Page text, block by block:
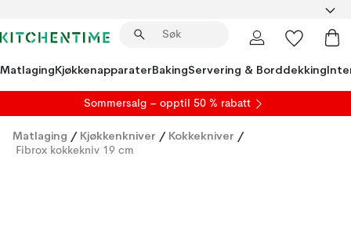
MatlagingKjøkkenapparaterBakingServering & Borddekking
Sommersalg – opptil 50 % rabatt
Matlaging / Kjøkkenkniver / Kokkekniver /
Fibrox kokkekniv 19 cm